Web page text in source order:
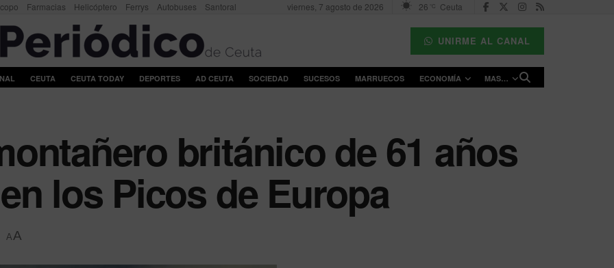
Farmacias Helicóptero Ferrys Autobuses Santoral viernes, 7 agosto de 2026 26 °C Ceuta
UNIRME AL CANAL
CEUTA CEUTA TODAY DEPORTES AD CEUTA SOCIEDAD SUCESOS MARRUECOS ECONOMÍA MAS…
británico de 61 años
los Picos de Europa
AA